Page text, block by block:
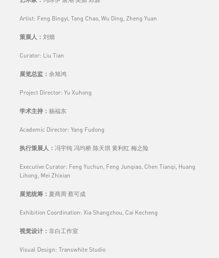
Artist: Feng Bingyi, Tang Chao, Wu Ding, Zheng Yuan
策展人： 刘畑
Curator: Liu Tian
展览总监： 余旭鸿
Project Director: Yu Xuhong
学术主持： 杨福东
Academic Director: Yang Fudong
执行策展人： 冯宇纯 冯均桥 陈天琪 黄利红 梅之险
Executive Curator: Feng Yuchun, Feng Junqiao, Chen Tianqi, Huang
Lihong, Mei Zhixian
展览统筹： 夏商周 蔡可成
Exhibition Coordination: Xia Shangzhou, Cai Kecheng
视觉设计： 非白工作室
Visual Design: Transwhite Studio